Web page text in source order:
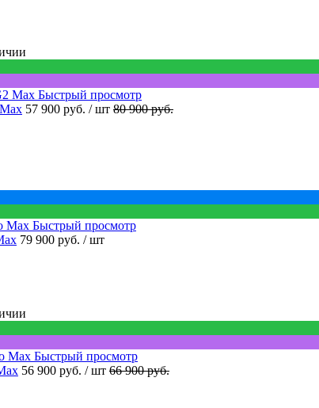
Быстрый просмотр
57 900 руб. / шт 80 900 руб.
Быстрый просмотр
79 900 руб. / шт
Быстрый просмотр
56 900 руб. / шт 66 900 руб.